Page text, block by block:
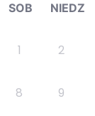
SOB NIEDZ
1 2
8 9